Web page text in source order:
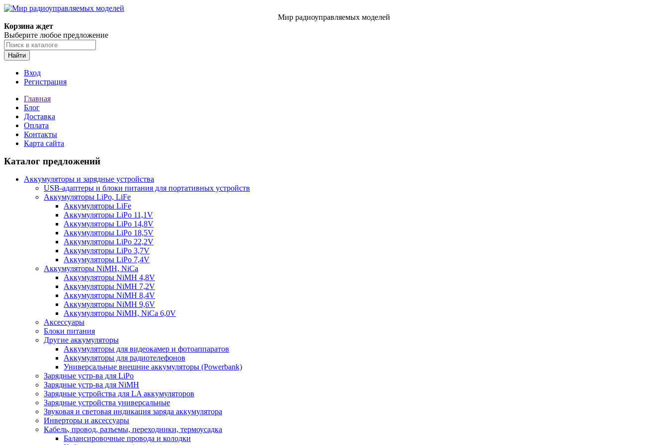
Мир радиоуправляемых моделей
Корзина ждет
Выберите любое предложение
Найти
Вход
Регистрация
Главная
Блог
Доставка
Оплата
Контакты
Карта сайта
Каталог предложений
Аккумуляторы и зарядные устройства
USB-адаптеры и блоки питания для портативных устройств
Аккумуляторы LiPo, LiFe
Аккумуляторы LiFe
Аккумуляторы LiPo 11,1V
Аккумуляторы LiPo 14,8V
Аккумуляторы LiPo 18,5V
Аккумуляторы LiPo 22,2V
Аккумуляторы LiPo 3,7V
Аккумуляторы LiPo 7,4V
Аккумуляторы NiMH, NiCa
Аккумуляторы NiMH 4,8V
Аккумуляторы NiMH 7,2V
Аккумуляторы NiMH 8,4V
Аккумуляторы NiMH 9,6V
Аккумуляторы NiMH, NiCa 6,0V
Аксессуары
Блоки питания
Другие аккумуляторы
Аккумуляторы для видеокамер и фотоаппаратов
Аккумуляторы для радиотелефонов
Универсальные внешние аккумуляторы (Powerbank)
Зарядные устр-ва для LiPo
Зарядные устр-ва для NiMH
Зарядные устройства для LA аккумуляторов
Зарядные устройства универсальные
Звуковая и световая индикация заряда аккумулятора
Инверторы и аксессуары
Кабель, провод, разъемы, переходники, термоусадка
Балансировочные провода и колодки